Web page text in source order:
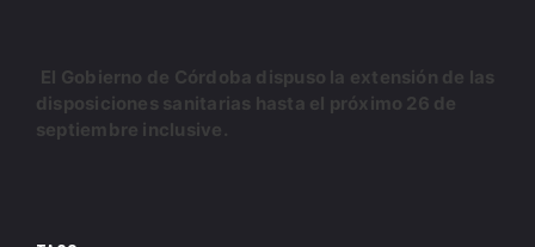
El Gobierno de Córdoba dispuso la extensión de las
disposiciones sanitarias hasta el próximo 26 de
septiembre inclusive.